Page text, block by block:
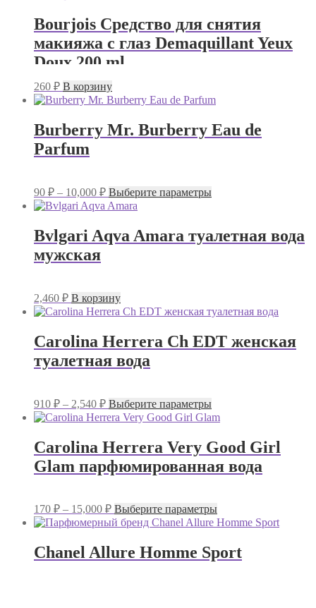
12,000 ₽
Опции
можно
выбрать
Bourjois Средство для снятия
макияжа с глаз Demaquillant Yeux
Doux 200 ml.
260 ₽ В корзину
Burberry Mr. Burberry Eau de
Parfum
90 ₽ – 10,000 ₽Диапазон
цен:
10,000 ₽
Выберите параметрыЭтот
вариаций.
товара.
Bvlgari Aqva Amara туалетная вода
мужская
2,460 ₽ В корзину
Carolina Herrera Ch EDT женская
туалетная вода
910 ₽ – 2,540 ₽Диапазон
цен:
–
2,540 ₽
Выберите параметрыЭтот
товар
имеет
несколько
вариаций.
Опции
можно
странице
товара.
Carolina Herrera Very Good Girl
Glam парфюмированная вода
170 ₽ – 15,000 ₽Диапазон
цен:
–
15,000 ₽
Выберите параметрыЭтот
товар
имеет
вариаций.
Chanel Allure Homme Sport